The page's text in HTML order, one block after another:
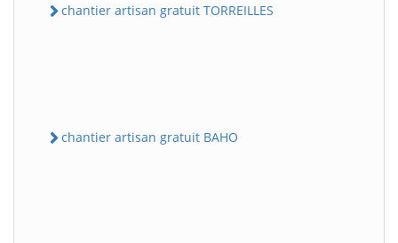
chantier artisan gratuit TORREILLES
chantier artisan gratuit BAHO